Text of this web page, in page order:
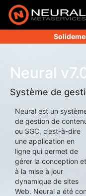
Neural
Système de
Neural est un
de gestion de
ou SGC, c’est-à-dire
une application en
ligne qui permet de
gérer la conception et
à la mise à jour
dynamique de sites
Web. Neural a été